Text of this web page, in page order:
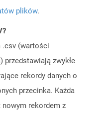
plików.
.csv (wartości
przedstawiają zwykłe
rekordy danych o
przecinka. Każda
nowym rekordem z